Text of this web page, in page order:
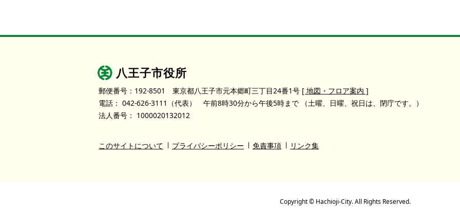
八王子市役所
郵便番号：192-8501 東京都八王子市元本郷町三丁目24番1号 [ 地図・フロア案内 ]
電話： 042-626-3111 （代表） 午前8時30分から午後5時まで
（土曜、日曜、祝日は、閉庁です。）
法人番号： 1000020132012
このサイトについて プライバシーポリシー 免責事項 リンク集
Copyright © Hachioji-City. All Rights Reserved.